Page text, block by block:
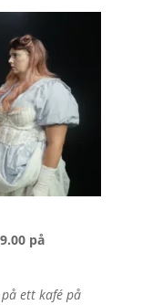
på
ett kafé på